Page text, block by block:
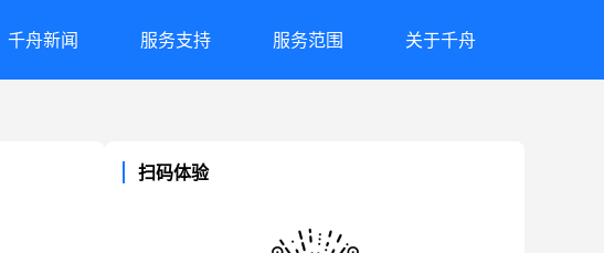
千舟新闻 服务支持 服务范围 关于千舟
扫码体验